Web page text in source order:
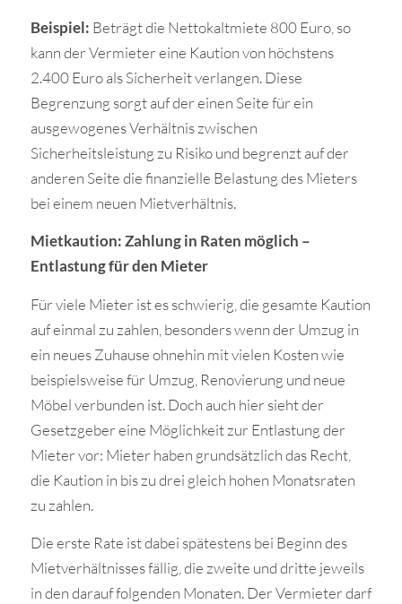
Beispiel: Beträgt die Nettokaltmiete 800 Euro, so
kann der Vermieter eine Kaution von höchstens
2.400 Euro als Sicherheit verlangen. Diese
Begrenzung sorgt auf der einen Seite für ein
ausgewogenes Verhältnis zwischen
Sicherheitsleistung zu Risiko und begrenzt auf der
anderen Seite die finanzielle Belastung des Mieters
bei einem neuen Mietverhältnis.
Mietkaution: Zahlung in Raten möglich –
Entlastung für den Mieter
Für viele Mieter ist es schwierig, die gesamte Kaution
auf einmal zu zahlen, besonders wenn der Umzug in
ein neues Zuhause ohnehin mit vielen Kosten wie
beispielsweise für Umzug, Renovierung und neue
Möbel verbunden ist. Doch auch hier sieht der
Gesetzgeber eine Möglichkeit zur Entlastung der
Mieter vor: Mieter haben grundsätzlich das Recht,
die Kaution in bis zu drei gleich hohen Monatsraten
zu zahlen.
Die erste Rate ist dabei spätestens bei Beginn des
Mietverhältnisses fällig, die zweite und dritte jeweils
in den darauf folgenden Monaten. Der Vermieter darf